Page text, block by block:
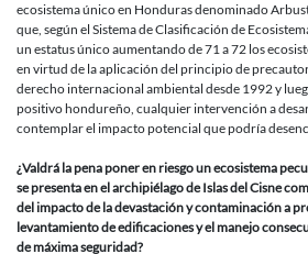
ecosistema único en Honduras denominado
que, según el Sistema de Clasificación de
un estatus único aumentando de 71 a 72 los
en virtud de la aplicación del principio de
derecho internacional ambiental desde 1992 y
positivo hondureño, cualquier intervención a
contemplar el impacto potencial que podría
¿Valdrá la pena poner en riesgo un ecosistema
se presenta en el archipiélago de Islas del Cisne
del impacto de la devastación y contaminación a
levantamiento de edificaciones y el manejo
de máxima seguridad?